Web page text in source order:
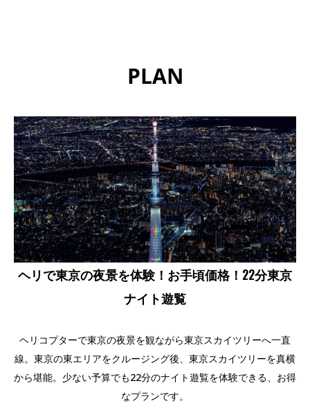
PLAN
ヘリで東京の夜景を体験！お手頃価格！22分東京
ナイト遊覧
ヘリコプターで東京の夜景を観ながら東京スカイツリーへ一直
線。東京の東エリアをクルージング後、東京スカイツリーを真横
から堪能。少ない予算でも22分のナイト遊覧を体験できる、お得
なプランです。